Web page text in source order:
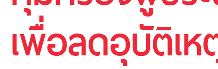
เพื่อลดอุบัติเห